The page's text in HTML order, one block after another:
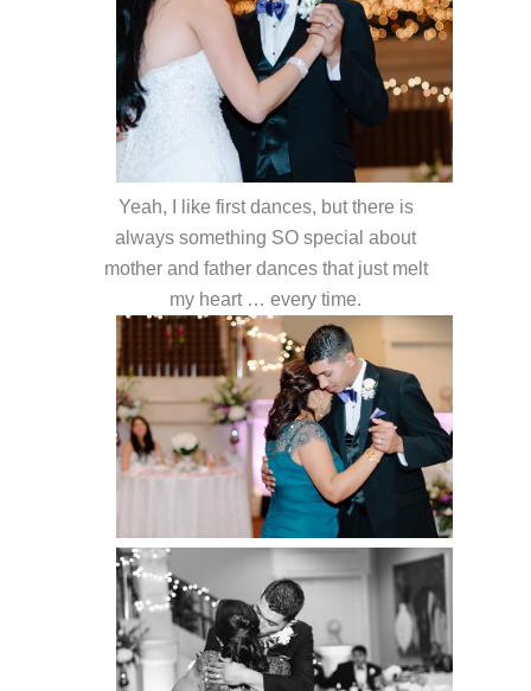
Yeah, I like first dances, but there is
always something SO special about
mother and father dances that just melt
my heart … every time.